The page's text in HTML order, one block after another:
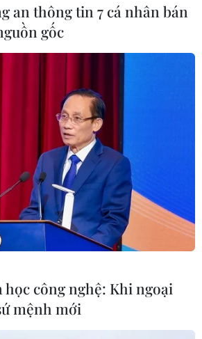
an thông tin 7 cá nhân bán
gốc
học công nghệ: Khi ngoại
mệnh mới